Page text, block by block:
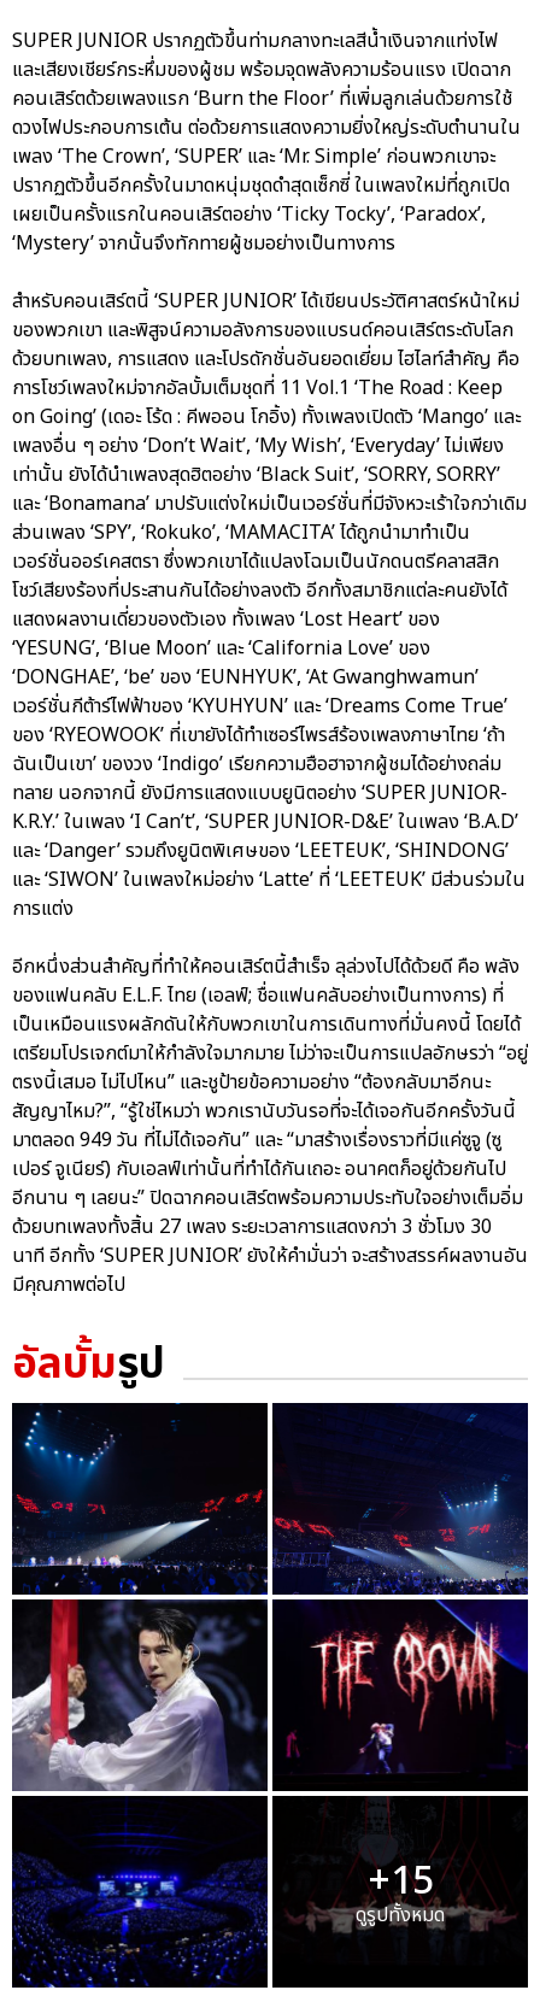
SUPER JUNIOR ปรากฏตัวขึ้นท่ามกลางทะเลสีน้ำเงินจากแท่งไฟ
และเสียงเชียร์กระหึ่มของผู้ชม พร้อมจุดพลังความร้อนแรง เปิดฉาก
คอนเสิร์ตด้วยเพลงแรก ‘Burn the Floor’ ที่เพิ่มลูกเล่นด้วยการใช้
ดวงไฟประกอบการเต้น ต่อด้วยการแสดงความยิ่งใหญ่ระดับตำนานใน
เพลง ‘The Crown’, ‘SUPER’ และ ‘Mr. Simple’ ก่อนพวกเขาจะ
ปรากฏตัวขึ้นอีกครั้งในมาดหนุ่มชุดดำสุดเซ็กซี่ ในเพลงใหม่ที่ถูกเปิด
เผยเป็นครั้งแรกในคอนเสิร์ตอย่าง ‘Ticky Tocky’, ‘Paradox’,
‘Mystery’ จากนั้นจึงทักทายผู้ชมอย่างเป็นทางการ
สำหรับคอนเสิร์ตนี้ ‘SUPER JUNIOR’ ได้เขียนประวัติศาสตร์หน้าใหม่
ของพวกเขา และพิสูจน์ความอลังการของแบรนด์คอนเสิร์ตระดับโลก
ด้วยบทเพลง, การแสดง และโปรดักชั่นอันยอดเยี่ยม ไฮไลท์สำคัญ คือ
การโชว์เพลงใหม่จากอัลบั้มเต็มชุดที่ 11 Vol.1 ‘The Road : Keep
on Going’ (เดอะ โร้ด : คีพออน โกอิ้ง) ทั้งเพลงเปิดตัว ‘Mango’ และ
เพลงอื่น ๆ อย่าง ‘Don’t Wait’, ‘My Wish’, ‘Everyday’ ไม่เพียง
เท่านั้น ยังได้นำเพลงสุดฮิตอย่าง ‘Black Suit’, ‘SORRY, SORRY’
และ ‘Bonamana’ มาปรับแต่งใหม่เป็นเวอร์ชั่นที่มีจังหวะเร้าใจกว่าเดิม
ส่วนเพลง ‘SPY’, ‘Rokuko’, ‘MAMACITA’ ได้ถูกนำมาทำเป็น
เวอร์ชั่นออร์เคสตรา ซึ่งพวกเขาได้แปลงโฉมเป็นนักดนตรีคลาสสิก
โชว์เสียงร้องที่ประสานกันได้อย่างลงตัว อีกทั้งสมาชิกแต่ละคนยังได้
แสดงผลงานเดี่ยวของตัวเอง ทั้งเพลง ‘Lost Heart’ ของ
‘YESUNG’, ‘Blue Moon’ และ ‘California Love’ ของ
‘DONGHAE’, ‘be’ ของ ‘EUNHYUK’, ‘At Gwanghwamun’
เวอร์ชั่นกีต้าร์ไฟฟ้าของ ‘KYUHYUN’ และ ‘Dreams Come True’
ของ ‘RYEOWOOK’ ที่เขายังได้ทำเซอร์ไพรส์ร้องเพลงภาษาไทย ‘ถ้า
ฉันเป็นเขา’ ของวง ‘Indigo’ เรียกความฮือฮาจากผู้ชมได้อย่างถล่ม
ทลาย นอกจากนี้ ยังมีการแสดงแบบยูนิตอย่าง ‘SUPER JUNIOR-
K.R.Y.’ ในเพลง ‘I Can’t’, ‘SUPER JUNIOR-D&E’ ในเพลง ‘B.A.D’
และ ‘Danger’ รวมถึงยูนิตพิเศษของ ‘LEETEUK’, ‘SHINDONG’
และ ‘SIWON’ ในเพลงใหม่อย่าง ‘Latte’ ที่ ‘LEETEUK’ มีส่วนร่วมใน
การแต่ง
อีกหนึ่งส่วนสำคัญที่ทำให้คอนเสิร์ตนี้สำเร็จ ลุล่วงไปได้ด้วยดี คือ พลัง
ของแฟนคลับ E.L.F. ไทย (เอลฟ์; ชื่อแฟนคลับอย่างเป็นทางการ) ที่
เป็นเหมือนแรงผลักดันให้กับพวกเขาในการเดินทางที่มั่นคงนี้ โดยได้
เตรียมโปรเจกต์มาให้กำลังใจมากมาย ไม่ว่าจะเป็นการแปลอักษรว่า “อยู่
ตรงนี้เสมอ ไม่ไปไหน” และชูป้ายข้อความอย่าง “ต้องกลับมาอีกนะ
สัญญาไหม?”, “รู้ใช่ไหมว่า พวกเรานับวันรอที่จะได้เจอกันอีกครั้งวันนี้
มาตลอด 949 วัน ที่ไม่ได้เจอกัน” และ “มาสร้างเรื่องราวที่มีแค่ซูจู (ซู
เปอร์ จูเนียร์) กับเอลฟ์เท่านั้นที่ทำได้กันเถอะ อนาคตก็อยู่ด้วยกันไป
อีกนาน ๆ เลยนะ” ปิดฉากคอนเสิร์ตพร้อมความประทับใจอย่างเต็มอิ่ม
ด้วยบทเพลงทั้งสิ้น 27 เพลง ระยะเวลาการแสดงกว่า 3 ชั่วโมง 30
นาที อีกทั้ง ‘SUPER JUNIOR’ ยังให้คำมั่นว่า จะสร้างสรรค์ผลงานอัน
มีคุณภาพต่อไป
อัลบั้มรูป
+15
ดูรูปทั้งหมด